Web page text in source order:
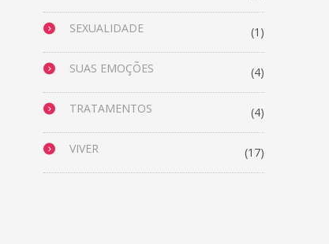
SEXUALIDADE (1)
SUAS EMOÇÕES (4)
TRATAMENTOS (4)
VIVER (17)